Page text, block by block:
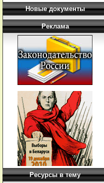
Новые документы
Реклама
Ресурсы в тему